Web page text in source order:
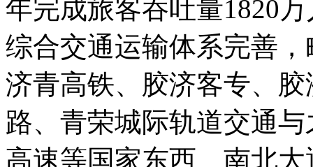
年完成旅客吞吐量1820
综合交通运输体系完善
济青高铁、胶济客专、
路、青荣城际轨道交通
高速等国家东西、南北